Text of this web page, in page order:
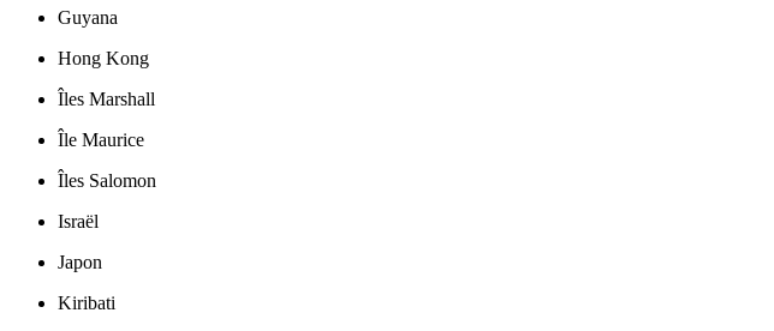
Guyana
Hong Kong
Îles Marshall
Île Maurice
Îles Salomon
Israël
Japon
Kiribati